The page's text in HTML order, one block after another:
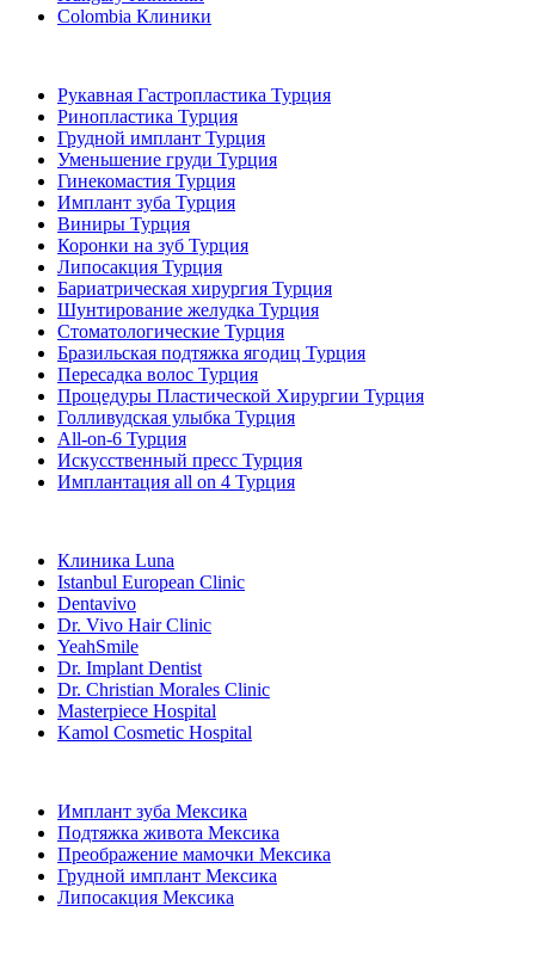
Colombia Клиники
Рукавная Гастропластика Турция
Ринопластика Турция
Грудной имплант Турция
Уменьшение груди Турция
Гинекомастия Турция
Имплант зуба Турция
Виниры Турция
Коронки на зуб Турция
Липосакция Турция
Бариатрическая хирургия Турция
Шунтирование желудка Турция
Стоматологические Турция
Бразильская подтяжка ягодиц Турция
Пересадка волос Турция
Процедуры Пластической Хирургии Турция
Голливудская улыбка Турция
All-on-6 Турция
Искусственный пресс Турция
Имплантация all on 4 Турция
Клиника Luna
Istanbul European Clinic
Dentavivo
Dr. Vivo Hair Clinic
YeahSmile
Dr. Implant Dentist
Dr. Christian Morales Clinic
Masterpiece Hospital
Kamol Cosmetic Hospital
Имплант зуба Мексика
Подтяжка живота Мексика
Преображение мамочки Мексика
Грудной имплант Мексика
Липосакция Мексика